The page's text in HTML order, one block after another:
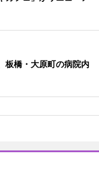
板橋・大原町の病院内